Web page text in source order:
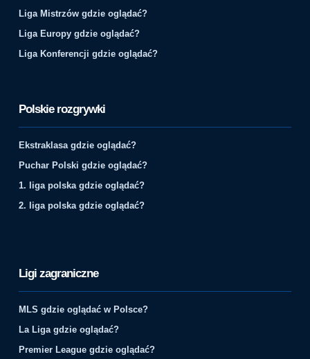
Liga Mistrzów gdzie oglądać?
Liga Europy gdzie oglądać?
Liga Konferencji gdzie oglądać?
Polskie rozgrywki
Ekstraklasa gdzie oglądać?
Puchar Polski gdzie oglądać?
1. liga polska gdzie oglądać?
2. liga polska gdzie oglądać?
Ligi zagraniczne
MLS gdzie oglądać w Polsce?
La Liga gdzie oglądać?
Premier League gdzie oglądać?